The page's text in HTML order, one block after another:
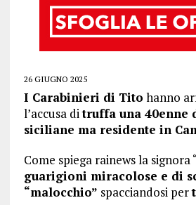
26 GIUGNO 2025
I Carabinieri di Tito hanno
l’accusa ditruffa una 40enne
siciliane ma residente in
Come spiega rainews la
guarigioni miracolose e di
“malocchio” spacciandosi per